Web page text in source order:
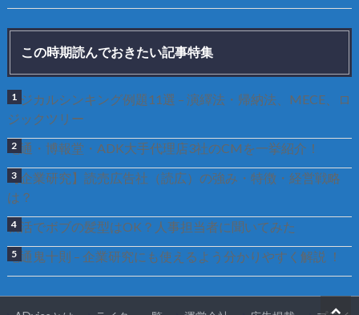
この時期読んでおきたい記事特集
ロジカルシンキング例題11選 – 演繹法・帰納法、MECE、ロ
ジックツリー
電通・博報堂・ADK大手代理店3社のCMを一挙紹介！
【企業研究】読売広告社（読広）の強み・特徴・経営戦略
は？
就活でボブの髪型はOK？人事担当者に聞いてみた
電通鬼十則 – 企業研究にも使えるよう分かりやすく解説 ！